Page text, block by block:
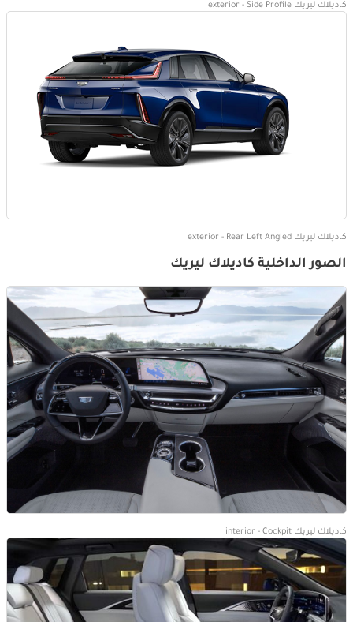
كاديلاك ليريك exterior - Side Profile
كاديلاك ليريك exterior - Rear Left Angled
الصور الداخلية كاديلاك ليريك
كاديلاك ليريك interior - Cockpit